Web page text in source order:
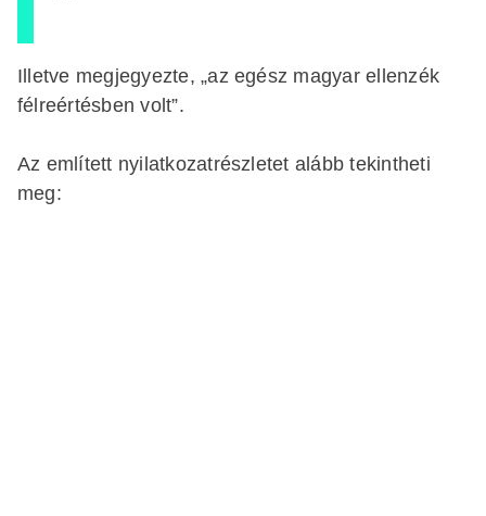
Illetve megjegyezte, „az egész magyar ellenzék
félreértésben volt”.
Az említett nyilatkozatrészletet alább tekintheti
meg: